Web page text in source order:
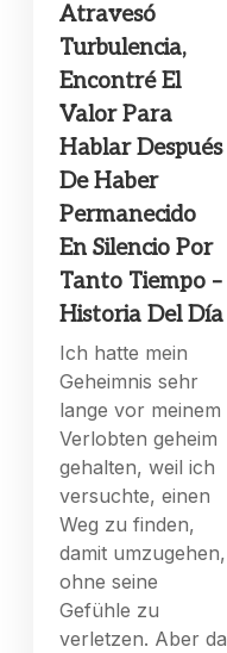
Atravesó
Turbulencia,
Encontré El
Valor Para
Hablar Después
De Haber
Permanecido
En Silencio Por
Tanto Tiempo –
Historia Del Día
Ich hatte mein
Geheimnis sehr
lange vor meinem
Verlobten geheim
gehalten, weil ich
versuchte, einen
Weg zu finden,
damit umzugehen,
ohne seine
Gefühle zu
verletzen. Aber da